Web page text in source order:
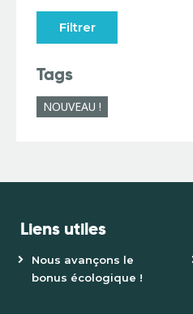
Filtrer
Tags
NOUVEAU !
Liens utiles
Nous avançons le
bonus écologique !